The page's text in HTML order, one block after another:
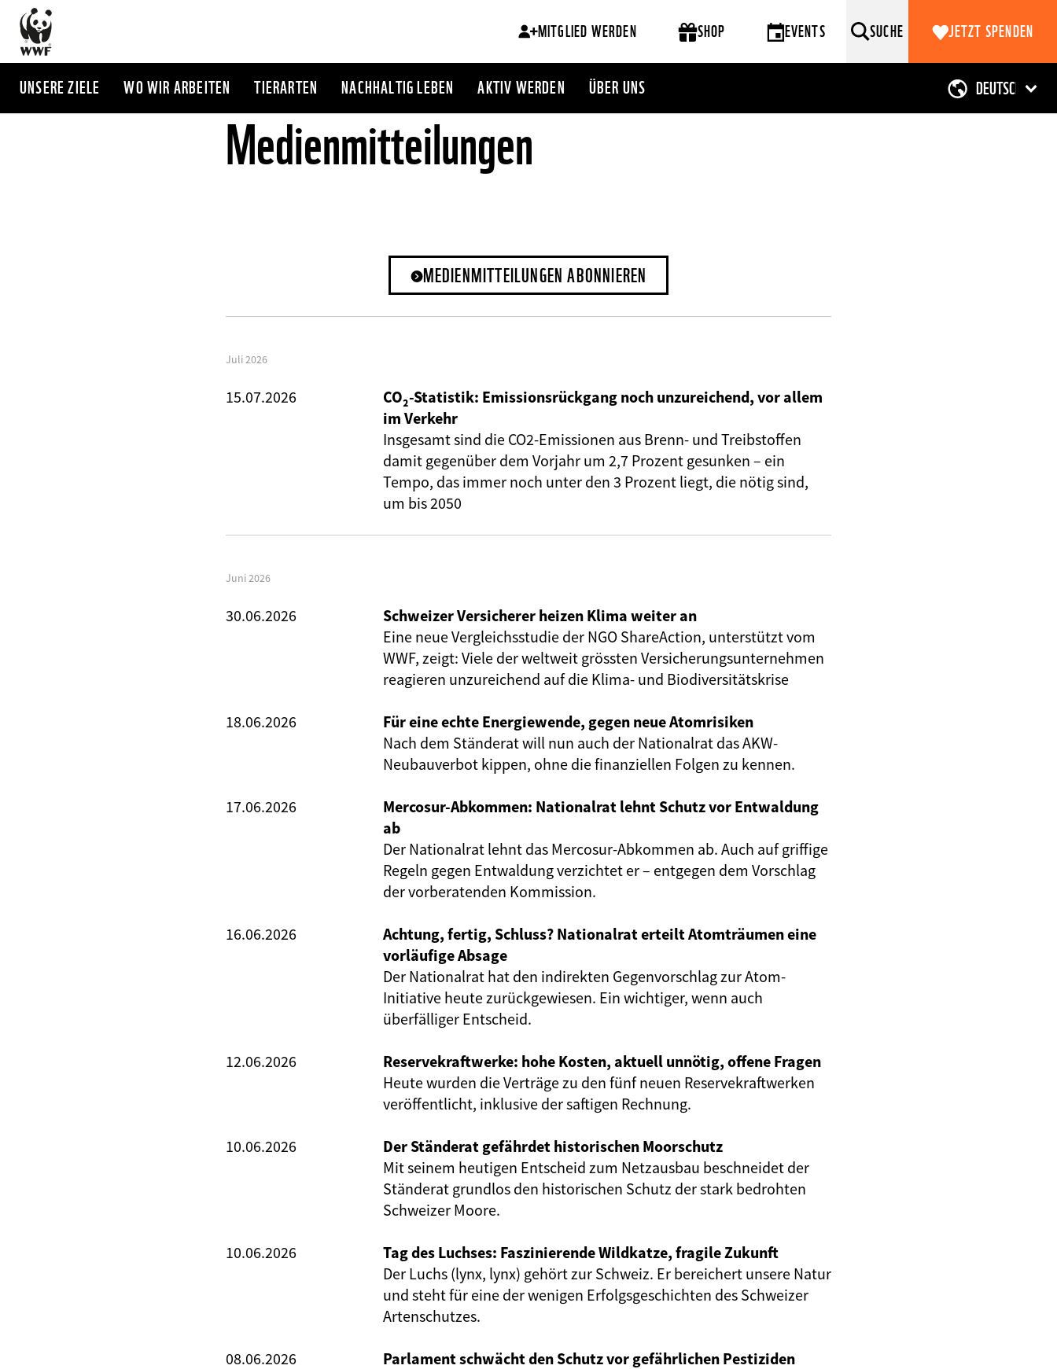
Direkt
zum
Inhalt
MITGLIED WERDEN SHOP EVENTS SUCHE JETZT SPENDEN
UNSERE ZIELE WO WIR ARBEITEN TIERARTEN NACHHALTIG LEBEN AKTIV WERDEN ÜBER UNS
Medienmitteilungen
MEDIENMITTEILUNGEN ABONNIEREN
Juli 2026
15.07.2026
CO₂-Statistik: Emissionsrückgang noch unzureichend, vor allem
im Verkehr
Insgesamt sind die CO2-Emissionen aus Brenn- und Treibstoffen
damit gegenüber dem Vorjahr um 2,7 Prozent gesunken – ein
Tempo, das immer noch unter den 3 Prozent liegt, die nötig sind,
um bis 2050
Juni 2026
30.06.2026
Schweizer Versicherer heizen Klima weiter an
Eine neue Vergleichsstudie der NGO ShareAction, unterstützt vom
WWF, zeigt: Viele der weltweit grössten Versicherungsunternehmen
reagieren unzureichend auf die Klima- und Biodiversitätskrise
18.06.2026
Für eine echte Energiewende, gegen neue Atomrisiken
Nach dem Ständerat will nun auch der Nationalrat das AKW-
Neubauverbot kippen, ohne die finanziellen Folgen zu kennen.
17.06.2026
Mercosur-Abkommen: Nationalrat lehnt Schutz vor Entwaldung
ab
Der Nationalrat lehnt das Mercosur-Abkommen ab. Auch auf griffige
Regeln gegen Entwaldung verzichtet er – entgegen dem Vorschlag
der vorberatenden Kommission.
16.06.2026
Achtung, fertig, Schluss? Nationalrat erteilt Atomträumen eine
vorläufige Absage
Der Nationalrat hat den indirekten Gegenvorschlag zur Atom-
Initiative heute zurückgewiesen. Ein wichtiger, wenn auch
überfälliger Entscheid.
12.06.2026
Reservekraftwerke: hohe Kosten, aktuell unnötig, offene Fragen
Heute wurden die Verträge zu den fünf neuen Reservekraftwerken
veröffentlicht, inklusive der saftigen Rechnung.
10.06.2026
Der Ständerat gefährdet historischen Moorschutz
Mit seinem heutigen Entscheid zum Netzausbau beschneidet der
Ständerat grundlos den historischen Schutz der stark bedrohten
Schweizer Moore.
10.06.2026
Tag des Luchses: Faszinierende Wildkatze, fragile Zukunft
Der Luchs (lynx, lynx) gehört zur Schweiz. Er bereichert unsere Natur
und steht für eine der wenigen Erfolgsgeschichten des Schweizer
Artenschutzes.
08.06.2026
Parlament schwächt den Schutz vor gefährlichen Pestiziden